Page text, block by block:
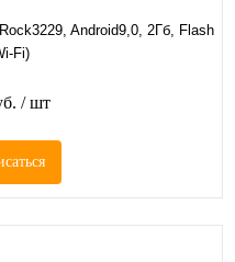
Android9,0, 2Гб, Flash
Fi)
/ шт